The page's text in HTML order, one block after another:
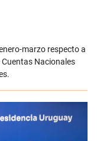
marzo respecto a
Nacionales